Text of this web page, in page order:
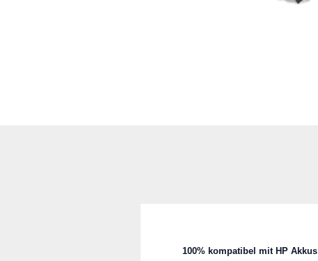
100% kompatibel mit HP Akkus